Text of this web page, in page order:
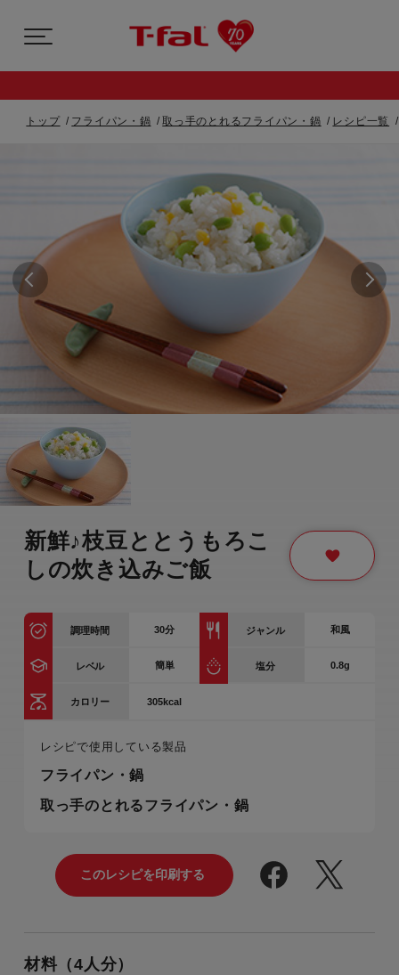
トップ フライパン・鍋 取っ手のとれるフライパン・鍋 レシピ一覧
新鮮♪枝豆ととうもろこ
しの炊き込みご飯
調理時間 30分 ジャンル 和風
レベル 簡単 塩分 0.8g
カロリー 305kcal
レシピで使用している製品
フライパン・鍋
取っ手のとれるフライパン・鍋
材料（4人分）